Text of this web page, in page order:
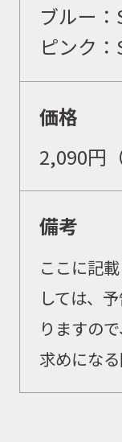
ブルー
ピンク：
価格
2,090円
備考
ここに記
しては、
りますの
求めにな